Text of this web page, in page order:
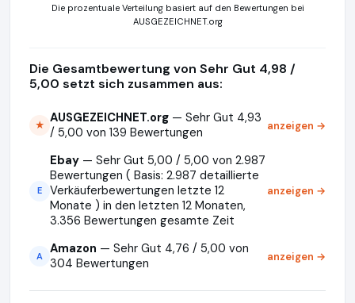
Die prozentuale Verteilung basiert auf den Bewertungen bei
AUSGEZEICHNET.org
Die Gesamtbewertung von Sehr Gut 4,98 /
5,00 setzt sich zusammen aus:
★ AUSGEZEICHNET.org — Sehr Gut 4,93
/ 5,00 von 139 Bewertungen
anzeigen →
E
Ebay — Sehr Gut 5,00 / 5,00 von 2.987
Bewertungen ( Basis: 2.987 detaillierte
Verkäuferbewertungen letzte 12
Monate ) in den letzten 12 Monaten,
3.356 Bewertungen gesamte Zeit
anzeigen →
A Amazon — Sehr Gut 4,76 / 5,00 von
304 Bewertungen
anzeigen →